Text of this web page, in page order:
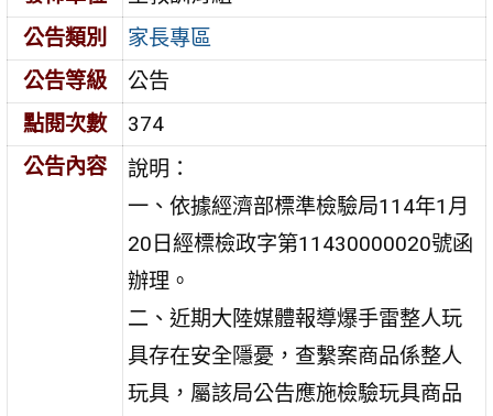
公告類別
家長專區
公告等級
公告
點閱次數
374
公告內容
說明：
一、依據經濟部標準檢驗局114年1月
20日經標檢政字第11430000020號函
辦理。
二、近期大陸媒體報導爆手雷整人玩
具存在安全隱憂，查繫案商品係整人
玩具，屬該局公告應施檢驗玩具商品